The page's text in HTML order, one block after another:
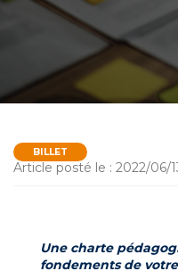
BILLET
Article posté le : 2022/06/
Une charte
fondements de